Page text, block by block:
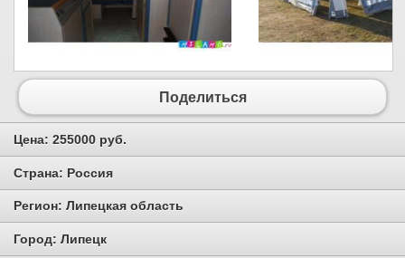
Поделиться
Цена: 255000 руб.
Страна: Россия
Регион: Липецкая область
Город: Липецк